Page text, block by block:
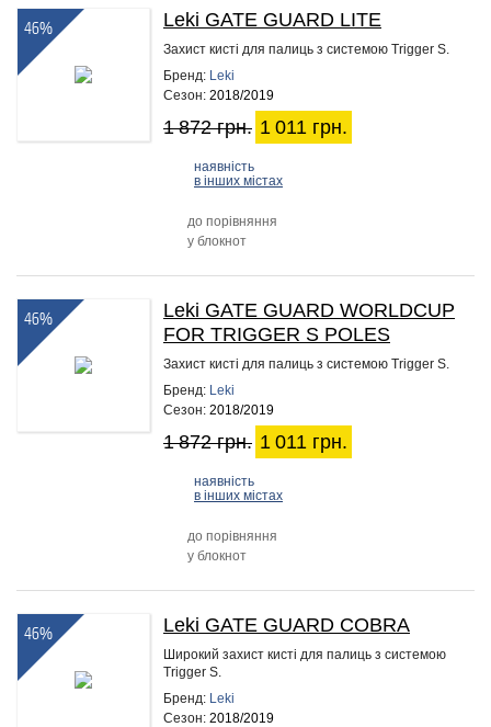
46% Leki GATE GUARD LITE
Захист кисті для палиць з системою Trigger S.
Бренд: Leki
Сезон: 2018/2019
1 872 грн. 1 011 грн.
наявність
в інших містах
до порівняння
у блокнот
46%
Leki GATE GUARD WORLDCUP
FOR TRIGGER S POLES
Захист кисті для палиць з системою Trigger S.
Бренд: Leki
Сезон: 2018/2019
1 872 грн. 1 011 грн.
наявність
в інших містах
до порівняння
у блокнот
46% Leki GATE GUARD COBRA
Широкий захист кисті для палиць з системою
Trigger S.
Бренд: Leki
Сезон: 2018/2019